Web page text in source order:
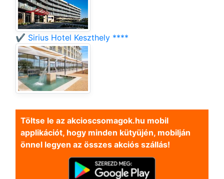
✔️ Sirius Hotel Keszthely ****
Töltse le az akcioscsomagok.hu mobil
applikációt, hogy minden kütyüjén, mobilján
önnel legyen az összes akciós szállás!